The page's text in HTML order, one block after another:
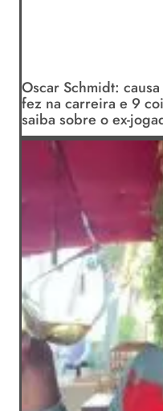
Oscar Schmidt:
fez na carreira e 9
saiba sobre o ex-